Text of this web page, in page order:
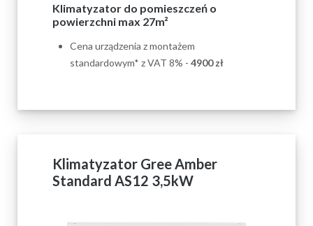
Klimatyzator do pomieszczeń o
powierzchni max 27m²
Cena urządzenia z montażem
standardowym* z VAT 8% - 4900 zł
Klimatyzator Gree Amber
Standard AS12 3,5kW